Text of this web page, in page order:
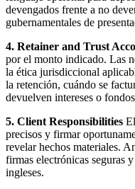
devengados frente a no
gubernamentales de
4. Retainer and Trust
por el monto indicado. Las
la ética jurisdiccional
la retención, cuándo se
devuelven intereses o
5. Client Responsibilities
precisos y firmar
revelar hechos materiales.
firmas electrónicas seguras
ingleses.